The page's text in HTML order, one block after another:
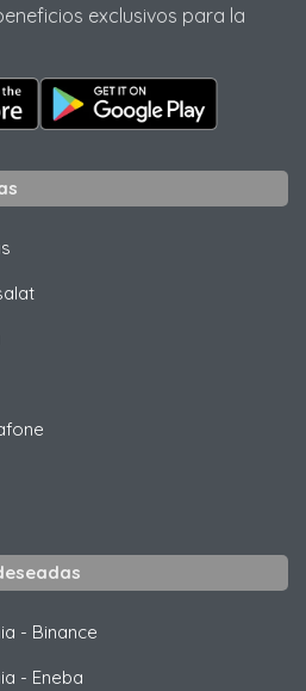
exclusivos para la
- Binance
- Eneba